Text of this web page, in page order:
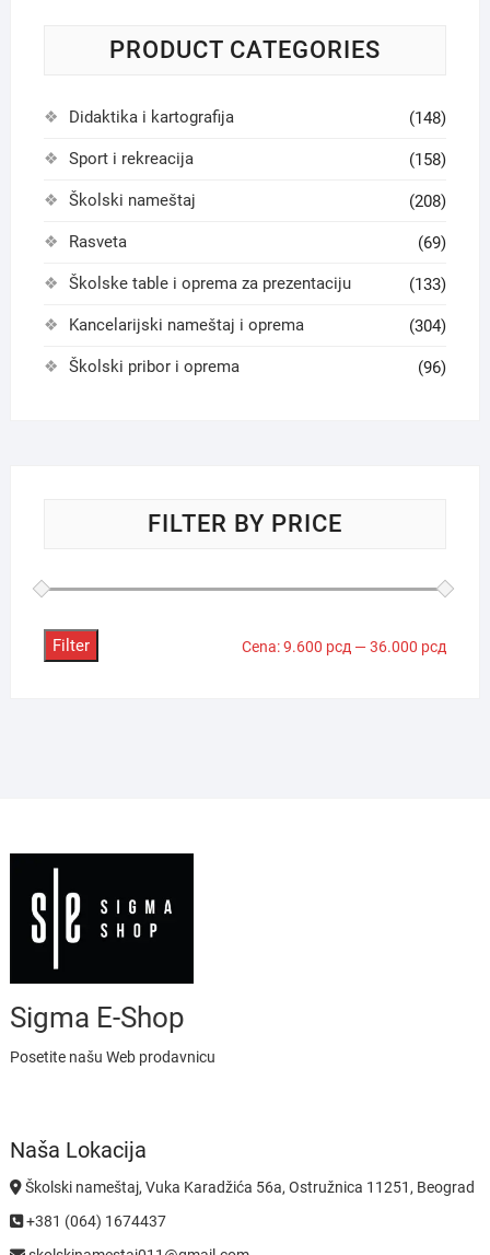
PRODUCT CATEGORIES
Didaktika i kartografija (148)
Sport i rekreacija (158)
Školski nameštaj (208)
Rasveta (69)
Školske table i oprema za prezentaciju (133)
Kancelarijski nameštaj i oprema (304)
Školski pribor i oprema (96)
FILTER BY PRICE
Filter Cena:9.600 рсд —36.000 рсд
Sigma E-Shop
Posetite našu Web prodavnicu
Naša Lokacija
Školski nameštaj, Vuka Karadžića 56a, Ostružnica 11251, Beograd
+381 (064) 1674437